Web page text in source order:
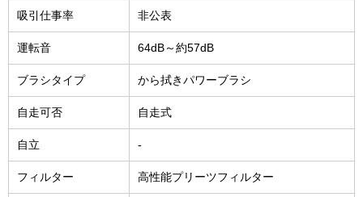
吸引仕事率 非公表
運転音 64dB～約57dB
ブラシタイプ から拭きパワーブラシ
自走可否 自走式
自立 -
フィルター 高性能プリーツフィルター